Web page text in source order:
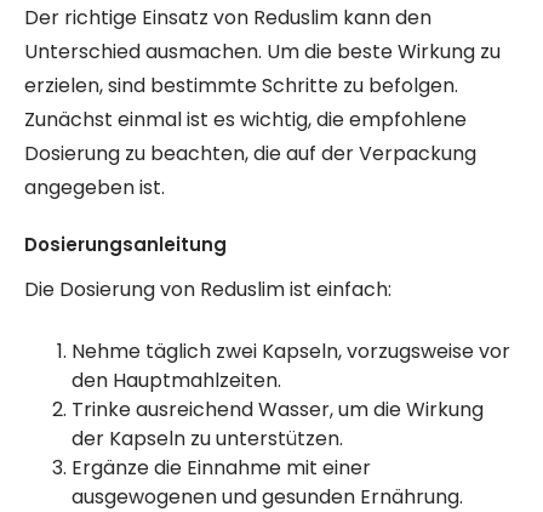
Der richtige Einsatz von Reduslim kann den
Unterschied ausmachen. Um die beste Wirkung zu
erzielen, sind bestimmte Schritte zu befolgen.
Zunächst einmal ist es wichtig, die empfohlene
Dosierung zu beachten, die auf der Verpackung
angegeben ist.
Dosierungsanleitung
Die Dosierung von Reduslim ist einfach:
Nehme täglich zwei Kapseln, vorzugsweise vor
den Hauptmahlzeiten.
Trinke ausreichend Wasser, um die Wirkung
der Kapseln zu unterstützen.
Ergänze die Einnahme mit einer
ausgewogenen und gesunden Ernährung.